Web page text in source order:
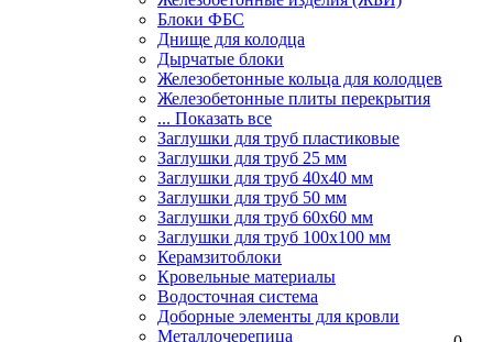
Блоки ФБС
Днище для колодца
Дырчатые блоки
Железобетонные кольца для колодцев
Железобетонные плиты перекрытия
... Показать все
Заглушки для труб пластиковые
Заглушки для труб 25 мм
Заглушки для труб 40х40 мм
Заглушки для труб 50 мм
Заглушки для труб 60х60 мм
Заглушки для труб 100х100 мм
Керамзитоблоки
Кровельные материалы
Водосточная система
Доборные элементы для кровли
Металлочерепица